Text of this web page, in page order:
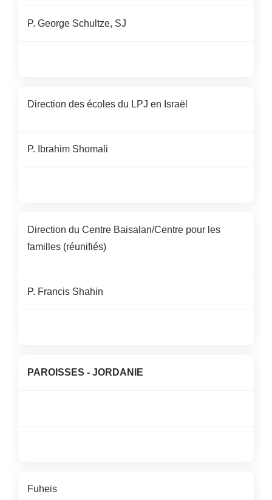
P.GeorgeSchultze,SJ
Direction des écoles du LPJ en Israël
P.Ibrahim Shomali
Direction du CentreBaisalan/Centre pour les
familles (réunifiés)
P. Francis Shahin
PAROISSES-JORDANIE
Fuheis